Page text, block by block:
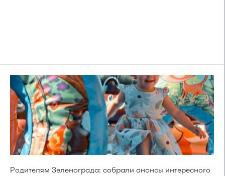
Родителям Зеленограда: собрали анонсы интересного